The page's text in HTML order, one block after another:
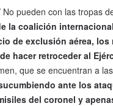
No pueden con las tropas
la coalición
de exclusión aérea,
hacer retroceder al
que se encuentran a
ante los
del coronel y